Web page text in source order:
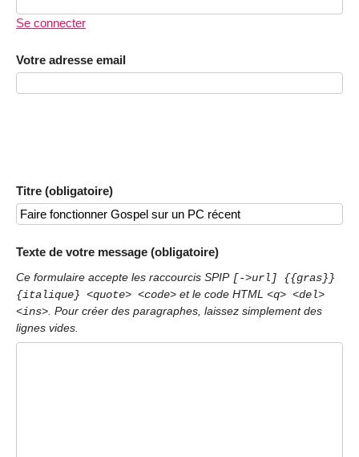
Se connecter
Votre adresse email
Titre (obligatoire)
Texte de votre message (obligatoire)
Ce formulaire accepte les raccourcis SPIP [->url] {{gras}}
{italique} <quote> <code> et le code HTML <q> <del>
<ins>. Pour créer des paragraphes, laissez simplement des
lignes vides.